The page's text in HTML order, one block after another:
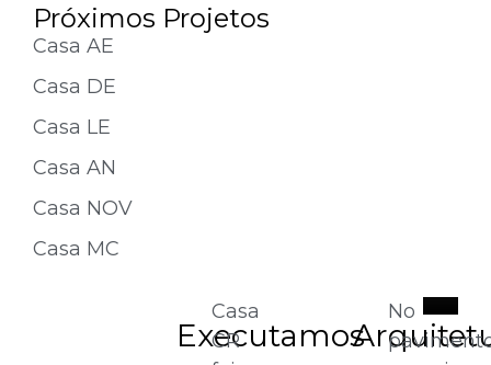
Próximos Projetos
Casa AE
Casa DE
Casa LE
Casa AN
Casa NOV
Casa MC
Executamos
Casa
CR
No